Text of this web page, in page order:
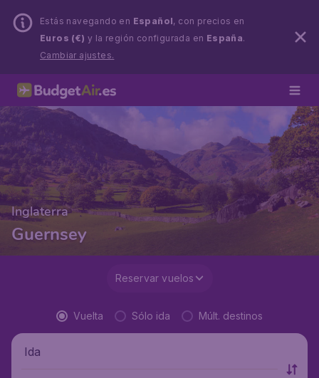
Estás navegando en Español, con precios en
Euros (€) y la región configurada en España.
Cambiar ajustes.
Inglaterra
Guernsey
Reservar vuelos
Vuelta Sólo ida Múlt. destinos
Ida